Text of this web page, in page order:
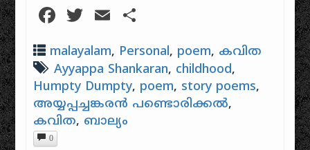
Facebook
Twitter
Email
malayalam, Personal, poem, കവിത
Ayyappa Shankaran, childhood,
Humpty Dumpty, poem, story poems,
അയ്യപ്പച്ചങ്കരൻ പണ്ടൊരിക്കൽ,
കവിത, ബാല്യം
0